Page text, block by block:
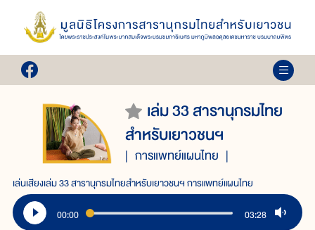
เล่ม 33 สารานุกรมไทย
สำหรับเยาวชนฯ
การแพทย์แผนไทย
เล่นเสียงเล่ม 33 สารานุกรมไทยสำหรับเยาวชนฯ การแพทย์แผนไทย
00:00 03:28